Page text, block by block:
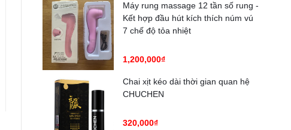
Máy rung massage 12 tần số rung -
Kết hợp đầu hút kích thích núm vú
7 chế độ tỏa nhiệt
1,200,000₫
Chai xịt kéo dài thời gian quan hệ
CHUCHEN
320,000₫